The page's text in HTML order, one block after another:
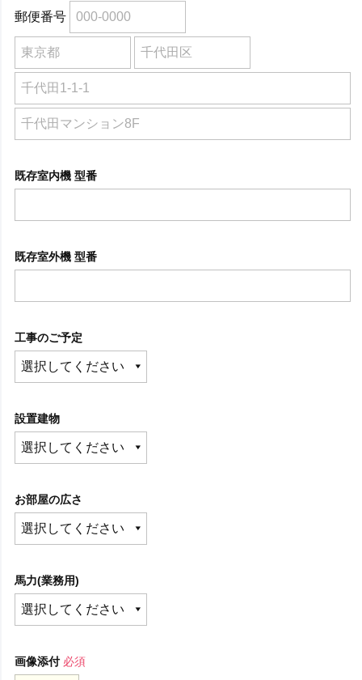
郵便番号
既存室内機 型番
既存室外機 型番
工事のご予定
設置建物
お部屋の広さ
馬力(業務用)
画像添付 必須